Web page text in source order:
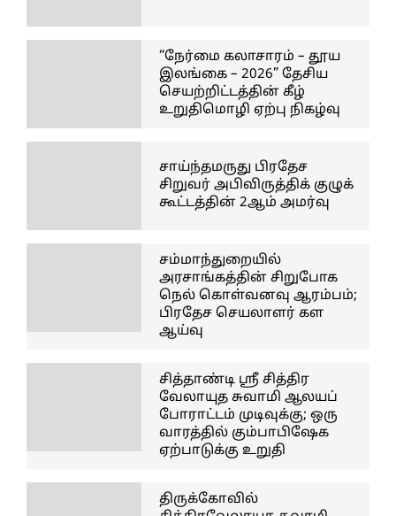
“நேர்மை கலாசாரம் – தூய
இலங்கை – 2026” தேசிய
செயற்றிட்டத்தின் கீழ்
உறுதிமொழி ஏற்பு நிகழ்வு
சாய்ந்தமருது பிரதேச
சிறுவர் அபிவிருத்திக் குழுக்
கூட்டத்தின் 2ஆம் அமர்வு
சம்மாந்துறையில்
அரசாங்கத்தின் சிறுபோக
நெல் கொள்வனவு ஆரம்பம்;
பிரதேச செயலாளர் கள
ஆய்வு
சித்தாண்டி ஸ்ரீ சித்திர
வேலாயுத சுவாமி ஆலயப்
போராட்டம் முடிவுக்கு; ஒரு
வாரத்தில் கும்பாபிஷேக
ஏற்பாடுக்கு உறுதி
திருக்கோவில்